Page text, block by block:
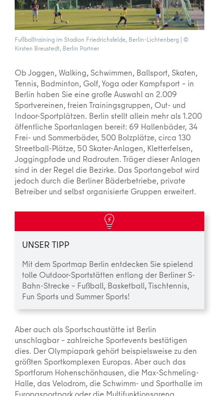
Fußballtraining im Stadion Friedrichsfelde, Berlin-Lichtenberg | ©
Kirsten Breustedt, Berlin Partner
Ob Joggen, Walking, Schwimmen, Ballsport, Skaten,
Tennis, Badminton, Golf, Yoga oder Kampfsport – in
Berlin haben Sie eine große Auswahl an 2.009
Sportvereinen, freien Trainingsgruppen, Out- und
Indoor-Sportplätzen. Berlin stellt allein mehr als 1.200
öffentliche Sportanlagen bereit: 69 Hallenbäder, 34
Frei- und Sommerbäder, 500 Bolzplätze, circa 130
Streetball-Plätze, 50 Skater-Anlagen, Kletterfelsen,
Joggingpfade und Radrouten. Träger dieser Anlagen
sind in der Regel die Bezirke. Das Sportangebot wird
jedoch durch die Berliner Bäderbetriebe, private
Betreiber und selbst organisierte Gruppen erweitert.
UNSER TIPP
Mit dem Sportmap Berlin entdecken Sie spielend
tolle Outdoor-Sportstätten entlang der Berliner S-
Bahn-Strecke – Fußball, Basketball, Tischtennis,
Fun Sports und Summer Sports!
Aber auch als Sportschaustätte ist Berlin
unschlagbar – zahlreiche Sportevents bestätigen
dies. Der Olympiapark gehört beispielsweise zu den
größten Sportkomplexen Europas. Aber auch das
Sportforum Hohenschön­hausen, die Max-Schmeling-
Halle, das Velodrom, die Schwimm- und Sporthalle im
Europasport­park oder die Multifunktionsarena